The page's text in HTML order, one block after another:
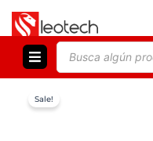
content
Products
search
Sale!